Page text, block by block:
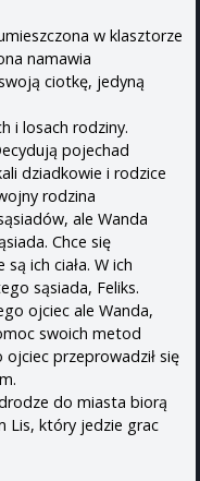
w klasztorze
namawia
ciotkę, jedyną
i losach rodziny.
pojechad
dziadkowie i rodzice
rodzina
ale Wanda
Chce się
ich ciała. W ich
sąsiada, Feliks.
ojciec ale Wanda,
swoich metod
przeprowadził się
do miasta biorą
Lis, który jedzie grac